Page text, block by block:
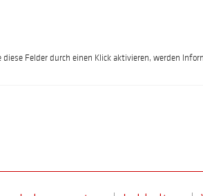
diese Felder durch einen Klick aktivieren, werden